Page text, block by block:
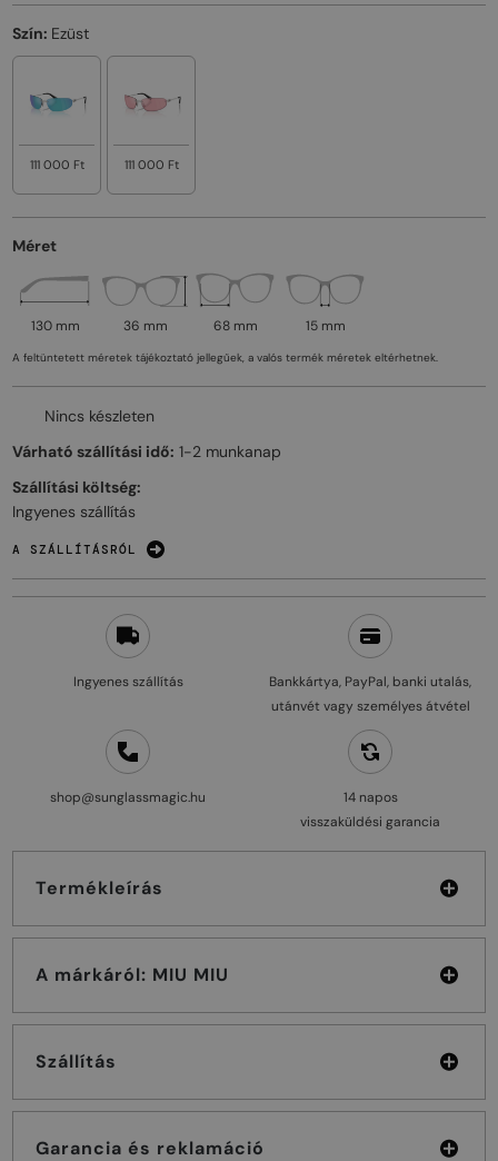
Ingyenes szállítás
Bankkártya, PayPal, banki utalás,
utánvét vagy személyes átvétel
shop@sunglassmagic.hu
14 napos
visszaküldési garancia
Termékleírás
A márkáról: MIU MIU
Szállítás
Garancia és reklamáció
Szín: Ezüst
111 000 Ft 111 000 Ft
Méret
130 mm 36 mm 68 mm 15 mm
A feltüntetett méretek tájékoztató jellegűek, a valós termék méretek eltérhetnek.
Nincs készleten
Várható szállítási idő: 1-2 munkanap
Szállítási költség:
Ingyenes szállítás
A SZÁLLÍTÁSRÓL